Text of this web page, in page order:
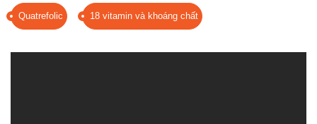
Quatrefolic 18 vitamin và khoáng chất